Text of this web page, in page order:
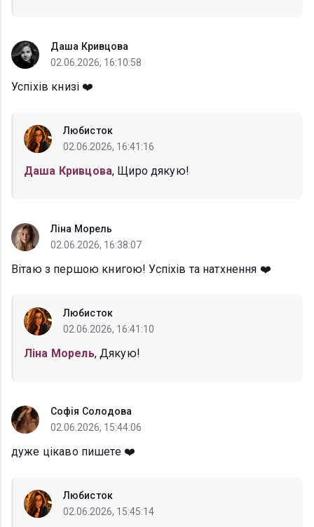
Даша Кривцова
02.06.2026, 16:10:58
Успіхів книзі ❤️
Любисток
02.06.2026, 16:41:16
Даша Кривцова, Щиро дякую!
Ліна Морель
02.06.2026, 16:38:07
Вітаю з першою книгою! Успіхів та натхнення ❤️
Любисток
02.06.2026, 16:41:10
Ліна Морель, Дякую!
Софія Солодова
02.06.2026, 15:44:06
дуже цікаво пишете ❤️
Любисток
02.06.2026, 15:45:14